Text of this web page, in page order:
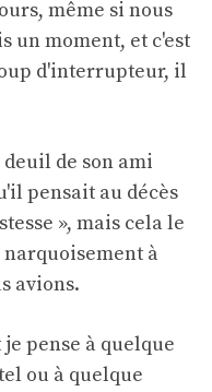
même si nous
un moment, et c'est
d'interrupteur, il
de son ami
pensait au décès
», mais cela le
à
avions.
je pense à quelque
ou à quelque